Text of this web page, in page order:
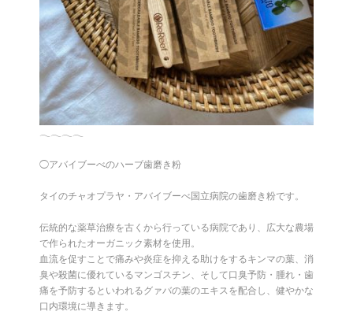
𓂃𓂃𓂃𓂃
◯アバイブーべのハーブ歯磨き粉
タイのチャオプラヤ・アバイブーべ国立病院の歯磨き粉です。
伝統的な薬草治療を古くから行っている病院であり、広大な農場
で作られたオーガニック素材を使用。
血流を促すことで痛みや炎症を抑える助けをするキンマの葉、消
臭や殺菌に優れているマンゴスチン、そして口臭予防・腫れ・歯
痛を予防するといわれるグァバの葉のエキスを配合し、健やかな
口内環境に導きます。